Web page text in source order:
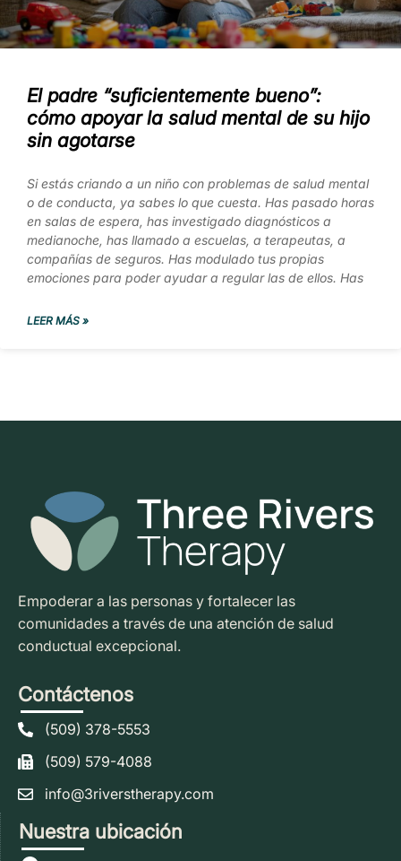
El padre “suficientemente bueno”:
cómo apoyar la salud mental de su hijo
sin agotarse
Si estás criando a un niño con problemas de salud mental
o de conducta, ya sabes lo que cuesta. Has pasado horas
en salas de espera, has investigado diagnósticos a
medianoche, has llamado a escuelas, a terapeutas, a
compañías de seguros. Has modulado tus propias
emociones para poder ayudar a regular las de ellos. Has
LEER MÁS »
Empoderar a las personas y fortalecer las
comunidades a través de una atención de salud
conductual excepcional.
Contáctenos
(509) 378-5553
(509) 579-4088
info@3riverstherapy.com
Nuestra ubicación